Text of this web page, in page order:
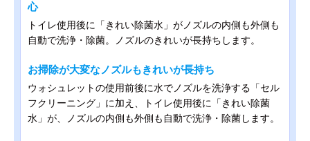
心
トイレ使用後に「きれい除菌水」がノズルの内側も外側も
自動で洗浄・除菌。ノズルのきれいが長持ちします。
お掃除が大変なノズルもきれいが長持ち
ウォシュレットの使用前後に水でノズルを洗浄する「セル
フクリーニング」に加え、トイレ使用後に「きれい除菌
水」が、ノズルの内側も外側も自動で洗浄・除菌します。